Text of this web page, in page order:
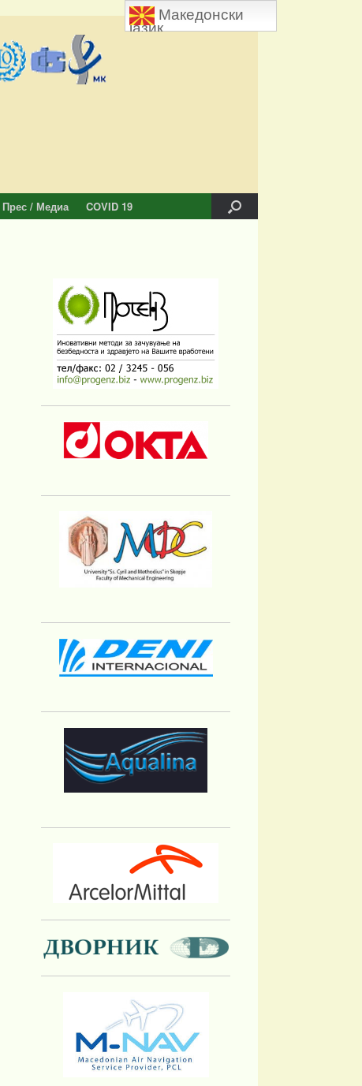
Прес / Медиа COVID 19
Македонски
јазик